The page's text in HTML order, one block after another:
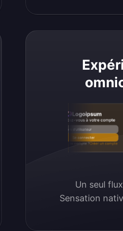
Logoipsum
Connectez-vous à votre compte
Email / Nom d'utilisateur
Se connecter
Pas encore de compte ?Créer un compte
Un seul
Sensation